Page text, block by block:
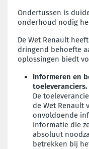
Ondertussen is
onderhoud nodig
De Wet Renault
dringend behoefte
oplossingen biedt
Informeren en
toeleveranciers.
De
de Wet Renault
onvoldoende
informatie die
absoluut
betrekken bij